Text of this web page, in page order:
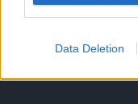
Data Deletion